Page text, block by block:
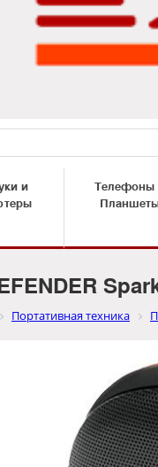
и
Телефоны
Портативная техника